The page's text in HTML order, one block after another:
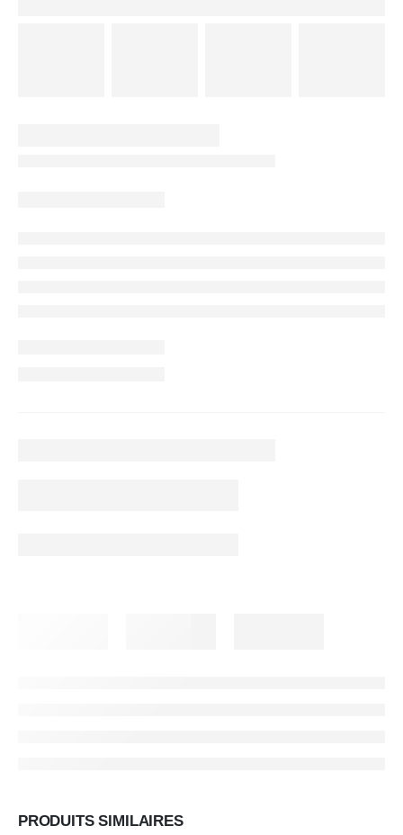
PRODUITS SIMILAIRES